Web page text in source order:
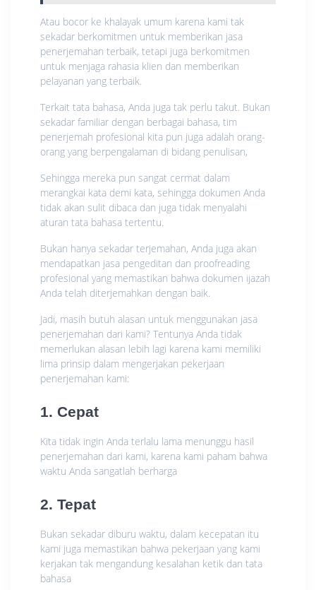
Atau bocor ke khalayak umum karena kami tak
sekadar berkomitmen untuk memberikan jasa
penerjemahan terbaik, tetapi juga berkomitmen
untuk menjaga rahasia klien dan memberikan
pelayanan yang terbaik.
Terkait tata bahasa, Anda juga tak perlu takut. Bukan
sekadar familiar dengan berbagai bahasa, tim
penerjemah profesional kita pun juga adalah orang-
orang yang berpengalaman di bidang penulisan,
Sehingga mereka pun sangat cermat dalam
merangkai kata demi kata, sehingga dokumen Anda
tidak akan sulit dibaca dan juga tidak menyalahi
aturan tata bahasa tertentu.
Bukan hanya sekadar terjemahan, Anda juga akan
mendapatkan jasa pengeditan dan proofreading
profesional yang memastikan bahwa dokumen ijazah
Anda telah diterjemahkan dengan baik.
Jadi, masih butuh alasan untuk menggunakan jasa
penerjemahan dari kami? Tentunya Anda tidak
memerlukan alasan lebih lagi karena kami memiliki
lima prinsip dalam mengerjakan pekerjaan
penerjemahan kami:
1. Cepat
Kita tidak ingin Anda terlalu lama menunggu hasil
penerjemahan dari kami, karena kami paham bahwa
waktu Anda sangatlah berharga
2. Tepat
Bukan sekadar diburu waktu, dalam kecepatan itu
kami juga memastikan bahwa pekerjaan yang kami
kerjakan tak mengandung kesalahan ketik dan tata
bahasa